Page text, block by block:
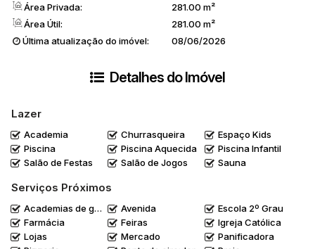
OAtlantic Paradise
é mais do que um condomínio, é um estilo de
vida exclusivo, perfeito para quem busca o melhor em conforto e
sofisticação à beira-mar.
Área Privada:
281.00 m²
Área Útil:
281.00 m²
Última atualização do imóvel:
08/06/2026
Detalhes do Imóvel
Lazer
Academia Churrasqueira
Espaço Kids
Piscina
Piscina Aquecida
Piscina Infantil
Salão de Festas
Salão de Jogos Sauna
Serviços Próximos
Academias de ginástica Avenida
Escola 2º Grau
Farmácia
Feiras
Igreja Católica
Lojas
Mercado
Panificadora